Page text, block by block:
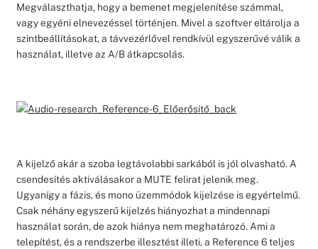
Megválaszthatja, hogy a bemenet megjelenítése számmal,
vagy egyéni elnevezéssel történjen. Mivel a szoftver eltárolja a
szintbeállításokat, a távvezérlővel rendkívül egyszerűvé válik a
használat, illetve az A/B átkapcsolás.
A kijelző akár a szoba legtávolabbi sarkából is jól olvasható. A
csendesítés aktiválásakor a MUTE felirat jelenik meg.
Ugyanígy a fázis, és mono üzemmódok kijelzése is egyértelmű.
Csak néhány egyszerű kijelzés hiányozhat a mindennapi
használat során, de azok hiánya nem meghatározó. Ami a
telepítést, és a rendszerbe illesztést illeti, a Reference 6 teljes